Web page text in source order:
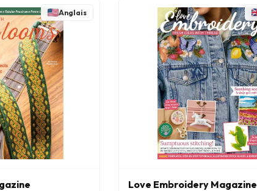
Anglais
Love Embroidery Magazine